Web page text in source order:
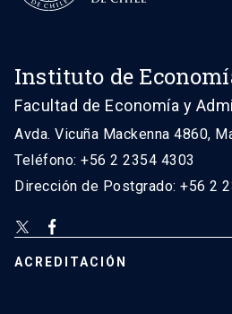
Instituto de
Facultad de Economía y
Avda. Vicuña Mackenna 4860,
Teléfono: +56 2 2354 4303
Dirección de Postgrado: +56 2
ACREDITACIÓN